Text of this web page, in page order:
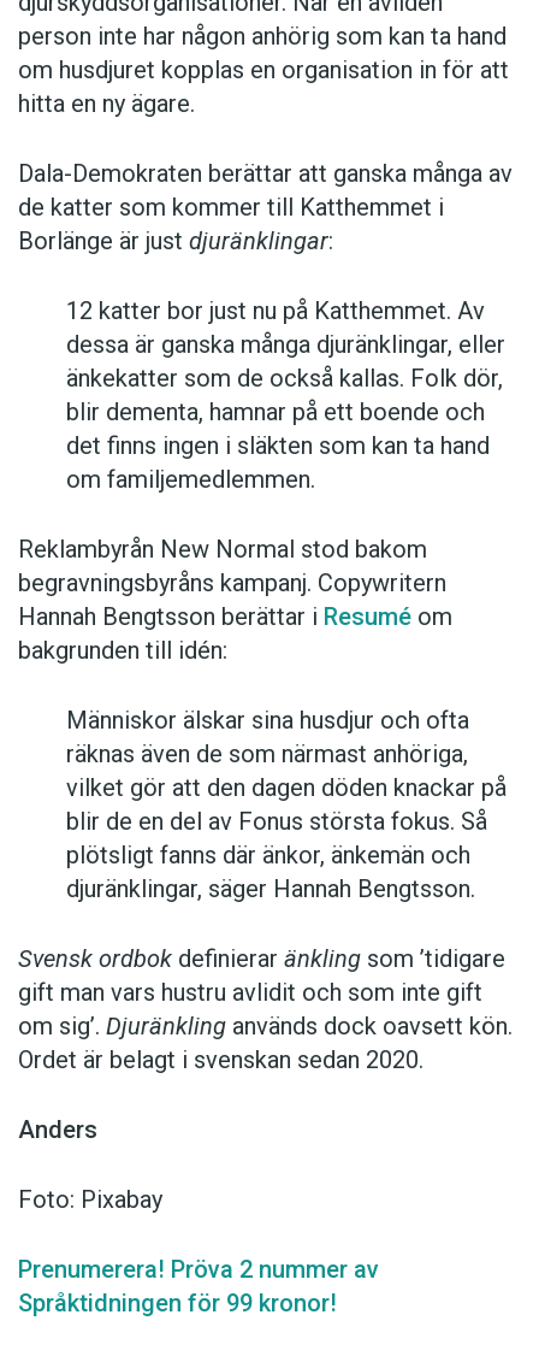
person inte har någon anhörig som kan ta hand
om husdjuret kopplas en organisation in för att
hitta en ny ägare.
Dala-Demokraten berättar att ganska många av
de katter som kommer till Katthemmet i
Borlänge är just djuränklingar:
12 katter bor just nu på Katthemmet. Av
dessa är ganska många djuränklingar, eller
änkekatter som de också kallas. Folk dör,
blir dementa, hamnar på ett boende och
det finns ingen i släkten som kan ta hand
om familjemedlemmen.
Reklambyrån New Normal stod bakom
begravningsbyråns kampanj. Copywritern
Hannah Bengtsson berättar i Resumé om
bakgrunden till idén:
Människor älskar sina husdjur och ofta
räknas även de som närmast anhöriga,
vilket gör att den dagen döden knackar på
blir de en del av Fonus största fokus. Så
plötsligt fanns där änkor, änkemän och
djuränklingar, säger Hannah Bengtsson.
Svensk ordbok definierar änkling som ’tidigare
gift man vars hustru av­lidit och som inte gift
om sig’. Djuränkling används dock oavsett kön.
Ordet är belagt i svenskan sedan 2020.
Anders
Foto: Pixabay
Prenumerera! Pröva 2 nummer av
Språktidningen för 99 kronor!